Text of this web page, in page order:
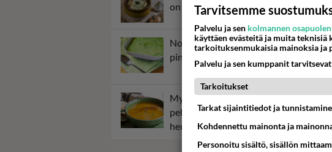
on helppo valmistaa.
Nokkoskeitto on tavallista
pinaattikeittoa viekkaampi.
Myskikurpitsakeitto on
pehmeän makea Halloween-
herkku.
Tarvitsemme
Palvelu ja sen kolmannen
käyttäen evästeitä ja muita
tarkoituksenmukaisia mainoksia ja
Palvelu ja sen kumppanit
Tarkoitukset
Tarkat sijaintitiedot ja
Kohdennettu mainonta ja
Personoitu sisältö, sisällön